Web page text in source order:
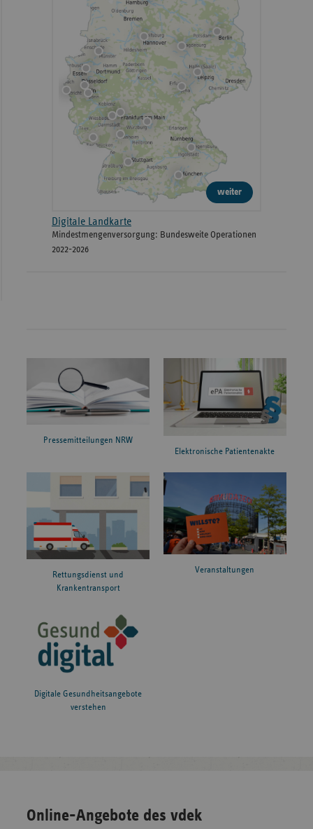
weiter
Digitale Landkarte
Mindestmengenversorgung: Bundesweite Operationen
2022-2026
Pressemitteilungen NRW
Elektronische Patientenakte
Rettungsdienst und
Krankentransport
Veranstaltungen
Digitale Gesundheitsangebote
verstehen
Online-Angebote des vdek